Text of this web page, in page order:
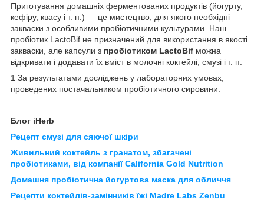
Приготування домашніх ферментованих продуктів (йогурту,
кефіру, квасу і т. п.) — це мистецтво, для якого необхідні
закваски з особливими пробіотичними культурами. Наш
пробіотик LactoBif не призначений для використання в якості
закваски, але капсули з пробіотиком LactoBif можна
відкривати і додавати їх вміст в молочні коктейлі, смузі і т. п.
1 За результатами досліджень у лабораторних умовах,
проведених постачальником пробіотичного сировини.
Блог iHerb
Рецепт смузі для сяючої шкіри
Живильний коктейль з гранатом, збагачені
пробіотиками, від компанії California Gold Nutrition
Домашня пробіотична йогуртова маска для обличчя
Рецепти коктейлів-замінників їжі Madre Labs Zenbu